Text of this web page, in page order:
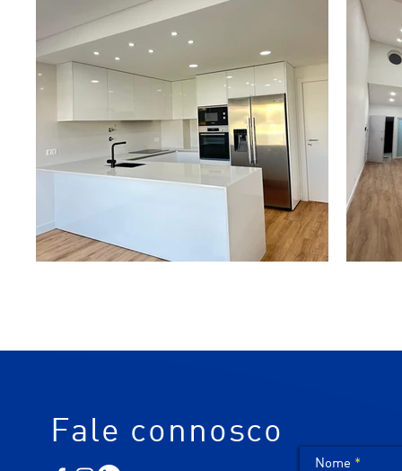
Fale connosco
Nome